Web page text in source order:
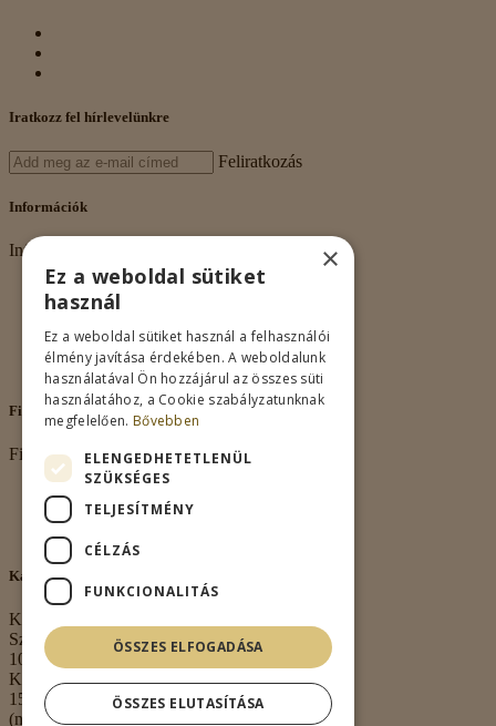
Iratkozz fel hírlevelünkre
Feliratkozás
Információk
Információk
Rólunk
Adatkezelés
Vásárlási feltételek
Nagykereskedelem
Kapcsolat
Fiókom
Fiókom
Fiókom
Rendeléseim
Kívánságlista
Kapcsolat
Kapcsolat
Székhely:
1063 Budapest,
Kmety György u.
15. 3. em. 1.
(nem átvételi pont)
×
Ez a weboldal sütiket
használ
Ez a weboldal sütiket használ a felhasználói
élmény javítása érdekében. A weboldalunk
használatával Ön hozzájárul az összes süti
használatához, a Cookie szabályzatunknak
megfelelően. Bővebben
ELENGEDHETETLENÜL
SZÜKSÉGES
TELJESÍTMÉNY
CÉLZÁS
FUNKCIONALITÁS
ÖSSZES ELFOGADÁSA
ÖSSZES ELUTASÍTÁSA